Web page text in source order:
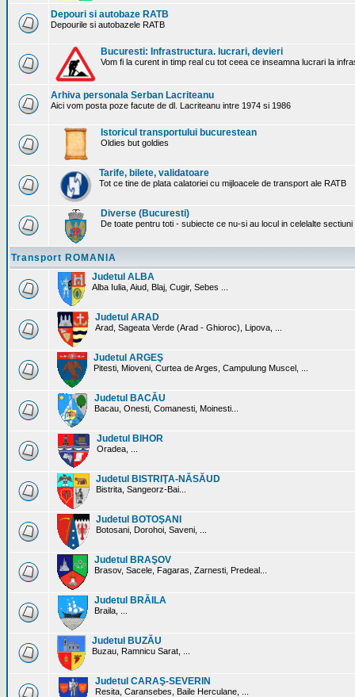
Depouri si autobaze RATB
Depourile si autobazele RATB
Bucuresti: Infrastructura. lucrari, devieri
Vom fi la curent in timp real cu tot ceea ce inseamna lucrari la
Arhiva personala Serban Lacriteanu
Aici vom posta poze facute de dl. Lacriteanu intre 1974 si 1986
Istoricul transportului bucurestean
Oldies but goldies
Tarife, bilete, validatoare
Tot ce tine de plata calatoriei cu mijloacele de transport ale RATB
Diverse (Bucuresti)
De toate pentru toti - subiecte ce nu-si au locul in celelalte
Transport ROMANIA
Judetul ALBA
Alba Iulia, Aiud, Blaj, Cugir, Sebes ...
Judetul ARAD
Arad, Sageata Verde (Arad - Ghioroc), Lipova, ...
Judetul ARGEŞ
Pitesti, Mioveni, Curtea de Arges, Campulung Muscel, ...
Judetul BACĂU
Bacau, Onesti, Comanesti, Moinesti...
Judetul BIHOR
Oradea, ...
Judetul BISTRIŢA-NĂSĂUD
Bistrita, Sangeorz-Bai...
Judetul BOTOŞANI
Botosani, Dorohoi, Saveni, ...
Judetul BRAŞOV
Brasov, Sacele, Fagaras, Zarnesti, Predeal...
Judetul BRĂILA
Braila, ...
Judetul BUZĂU
Buzau, Ramnicu Sarat, ...
Judetul CARAŞ-SEVERIN
Resita, Caransebes, Baile Herculane, ...